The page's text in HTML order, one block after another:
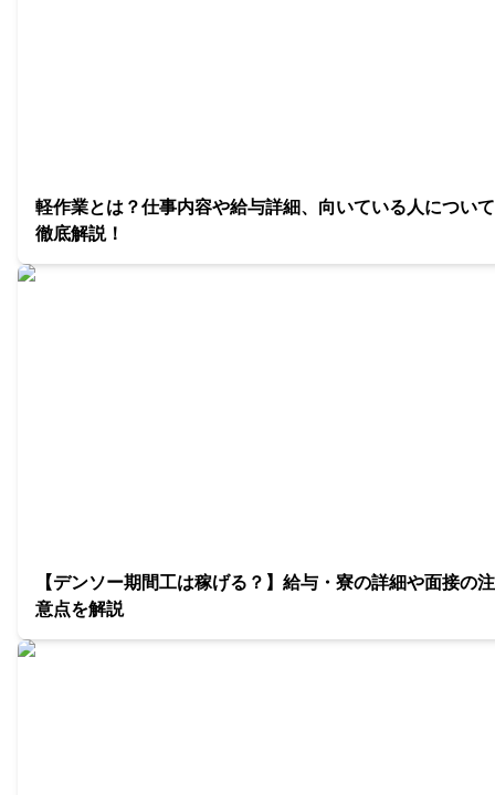
軽作業とは？仕事内容や給与詳細、向いている人について
徹底解説！
【デンソー期間工は稼げる？】給与・寮の詳細や面接の注
意点を解説